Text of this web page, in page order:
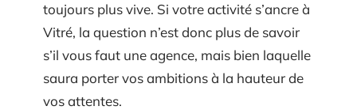
toujours plus vive. Si votre activité s’ancre à
Vitré, la question n’est donc plus de savoir
s’il vous faut une agence, mais bien laquelle
saura porter vos ambitions à la hauteur de
vos attentes.